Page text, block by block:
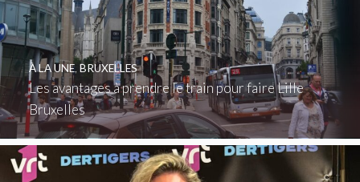
Les avantages à prendre le train pour faire Lille
Bruxelles
À LA UNE, BRUXELLES